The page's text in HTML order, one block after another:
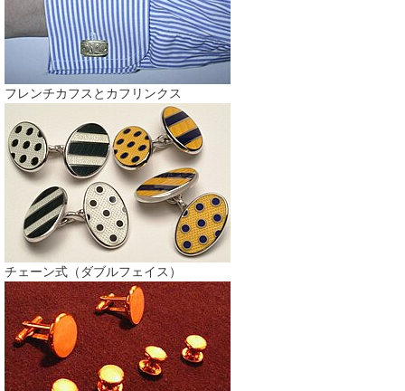
フレンチカフスとカフリンクス
チェーン式（ダブルフェイス）